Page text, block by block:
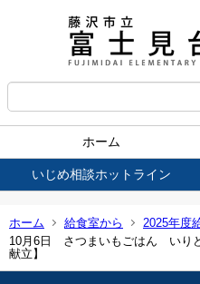
ホーム
いじめ相談ホットライン
ホーム 給食室から
2025年度
10月6日 さつまいもごはん いり
献立】